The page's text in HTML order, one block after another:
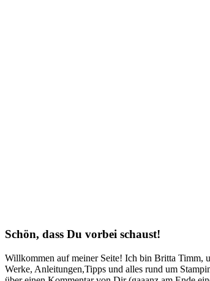
Schön, dass Du vorbei schaust!
Willkommen auf meiner Seite! Ich bin Britta Timm,
Werke, Anleitungen,Tipps und alles rund um